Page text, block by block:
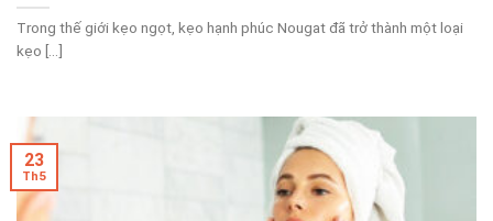
Trong thế giới kẹo ngọt, kẹo hạnh phúc Nougat đã trở thành một loại
kẹo [...]
23
Th5